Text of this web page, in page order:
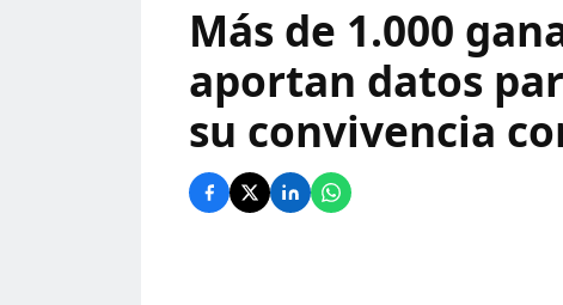
Más de 1.000
aportan datos
su convivencia